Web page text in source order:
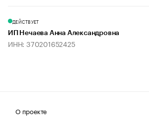
ДЕЙСТВУЕТ
ИП Нечаева Анна Александровна
ИНН: 370201652425
О проекте